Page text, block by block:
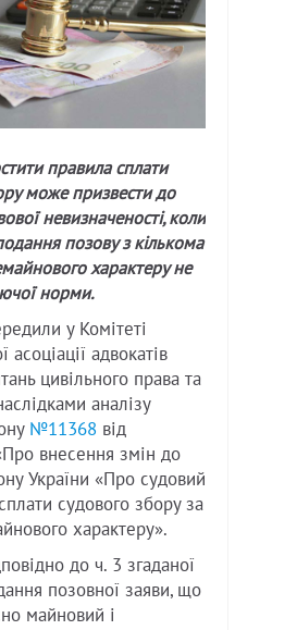
правила сплати
може призвести до
невизначеності, коли
позову з кількома
характеру не
норми.
у Комітеті
асоціації адвокатів
цивільного права та
аналізу
№11368 від
внесення змін до
України «Про судовий
судового збору за
характеру».
до ч. 3 згаданої
позовної заяви, що
майновий і